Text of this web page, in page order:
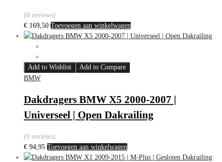
(0 reviews)
€ 169,50 Toevoegen aan winkelwagen
Add to Wishlist
Add to Compare
BMW
Dakdragers BMW X5 2000-2007 |
Universeel | Open Dakrailing
(0 reviews)
€ 94,95 Toevoegen aan winkelwagen